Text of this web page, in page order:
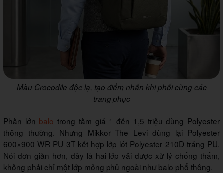
Màu Crocodile độc lạ, tạo điểm nhấn khi phối cùng các
trang phục
Phần lớn balo trong tầm giá 1 đến 1,5 triệu dùng Polyester
thông thường. Nhưng Mikkor The Levi dùng lại Polyester
600×900 WR PU 3T kết hợp lớp lót Polyester 210D tráng PU.
Nói đơn giản hơn, đây là hai lớp vải được xử lý chống thấm,
không phải chỉ một lớp mỏng phủ ngoài như balo phổ thông.